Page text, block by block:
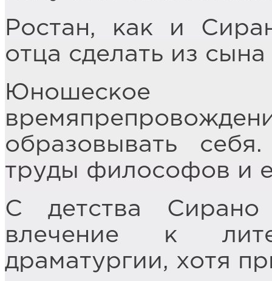
Ростан, как и
отца сделать из
Юношеское
образовывать
труды философов и
С детства Сирано
влечение к
драматургии, хотя